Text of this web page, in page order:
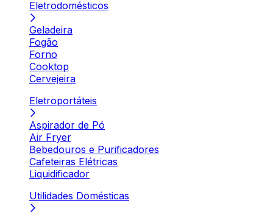
Eletrodomésticos
Geladeira
Fogão
Forno
Cooktop
Cervejeira
Eletroportáteis
Aspirador de Pó
Air Fryer
Bebedouros e Purificadores
Cafeteiras Elétricas
Liquidificador
Utilidades Domésticas